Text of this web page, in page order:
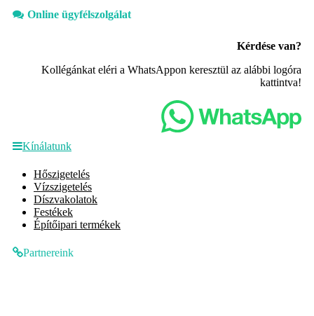
Online ügyfélszolgálat
Kérdése van?
Kollégánkat eléri a WhatsAppon keresztül az alábbi logóra
kattintva!
Kínálatunk
Hőszigetelés
Vízszigetelés
Díszvakolatok
Festékek
Építőipari termékek
Partnereink